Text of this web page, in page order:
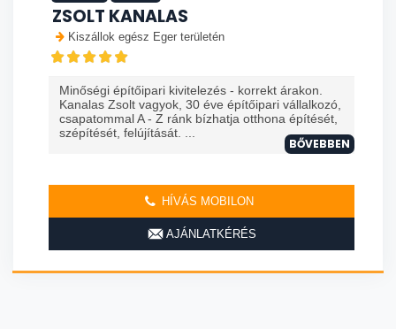
ZSOLT KANALAS
Kiszállok egész Eger területén
Minőségi építőipari kivitelezés - korrekt árakon.
Kanalas Zsolt vagyok, 30 éve építőipari vállalkozó,
csapatommal A - Z ránk bízhatja otthona építését,
szépítését, felújítását. ...
BŐVEBBEN
HÍVÁS MOBILON
AJÁNLATKÉRÉS